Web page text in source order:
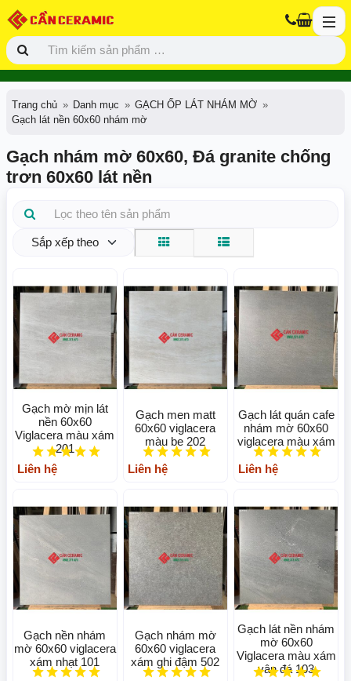
Trang chủ Danh mục
GẠCH ỐP LÁT NHÁM MỜ
Gạch lát nền 60x60 nhám mờ
Gạch nhám mờ 60x60, Đá granite chống
trơn 60x60 lát nền
Sắp xếp theo
Gạch mờ mịn lát
nền 60x60
Viglacera màu xám
201
Liên hệ
Gạch men matt
60x60 viglacera
màu be 202
Liên hệ
Gạch lát quán cafe
nhám mờ 60x60
viglacera màu xám
Liên hệ
Gạch nền nhám
mờ 60x60 viglacera
xám nhạt 101
Gạch nhám mờ
60x60 viglacera
xám ghi đậm 502
Gạch lát nền nhám
mờ 60x60
Viglacera màu xám
vân đá 103